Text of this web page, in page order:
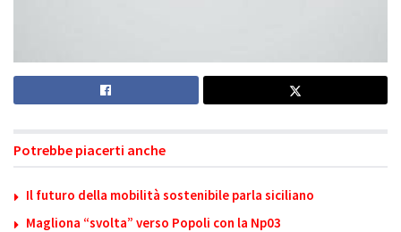
Potrebbe piacerti anche
Il futuro della mobilità sostenibile parla siciliano
Magliona “svolta” verso Popoli con la Np03